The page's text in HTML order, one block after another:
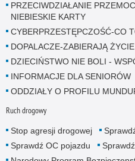
PRZECIWDZIAŁANIE
NIEBIESKIE KARTY
CYBERPRZESTĘPCZOŚĆ-CO
DOPALACZE-ZABIERAJĄ ŻYCIE
DZIECIŃSTWO NIE BOLI -
INFORMACJE DLA SENIORÓW
ODDZIAŁY O PROFILU
Ruch drogowy
Stop agresji drogowej
Sprawdź OC pojazdu